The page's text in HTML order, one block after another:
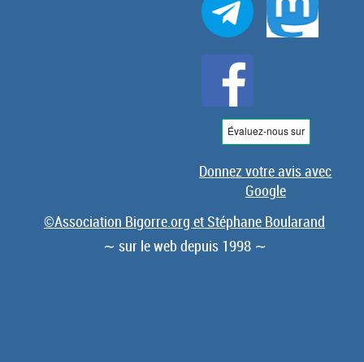
Donnez votre avis avec
Google
©Association Bigorre.org et Stéphane Boularand
∼ sur le web depuis 1998 ∼